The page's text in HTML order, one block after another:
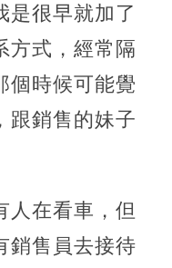
是很早就加了
方式，經常隔
個時候可能覺
跟銷售的妹子
人在看車，但
銷售員去接待